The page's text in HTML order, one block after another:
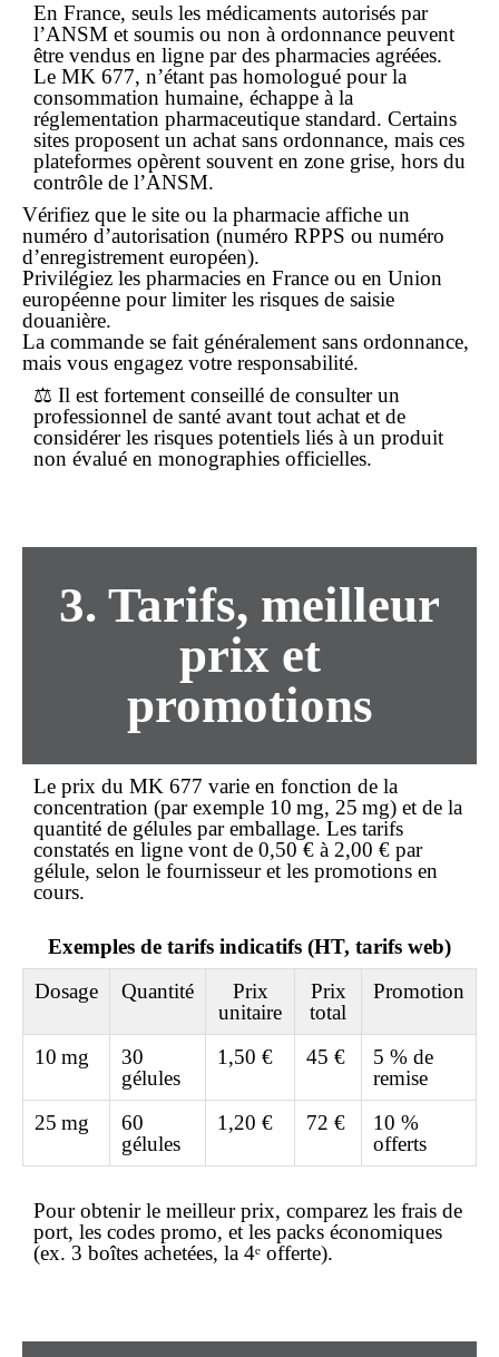
En France, seuls les médicaments autorisés par
l’ANSM et soumis ou non à ordonnance peuvent
être vendus en ligne par des pharmacies agréées.
Le MK 677, n’étant pas homologué pour la
consommation humaine, échappe à la
réglementation pharmaceutique standard. Certains
sites proposent un achat sans ordonnance, mais ces
plateformes opèrent souvent en zone grise, hors du
contrôle de l’ANSM.
Vérifiez que le site ou la pharmacie affiche un
numéro d’autorisation (numéro RPPS ou numéro
d’enregistrement européen).
Privilégiez les pharmacies en France ou en Union
européenne pour limiter les risques de saisie
douanière.
La commande se fait généralement sans ordonnance,
mais vous engagez votre responsabilité.
⚖️ Il est fortement conseillé de consulter un
professionnel de santé avant tout achat et de
considérer les risques potentiels liés à un produit
non évalué en monographies officielles.
3. Tarifs, meilleur
prix et
promotions
Le prix du MK 677 varie en fonction de la
concentration (par exemple 10 mg, 25 mg) et de la
quantité de gélules par emballage. Les tarifs
constatés en ligne vont de 0,50 € à 2,00 € par
gélule, selon le fournisseur et les promotions en
cours.
Exemples de tarifs indicatifs (HT, tarifs web)
Dosage
Quantité
Prix
unitaire
Prix
total
Promotion
10 mg
30
gélules
1,50 € 45 €
5 % de
remise
25 mg
60
gélules
1,20 € 72 €
10 %
offerts
Pour obtenir le meilleur prix, comparez les frais de
port, les codes promo, et les packs économiques
(ex. 3 boîtes achetées, la 4ᵉ offerte).